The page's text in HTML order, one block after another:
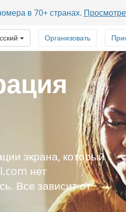
в 70+ странах.
Организовать
экрана, который
нет
Все зависит от